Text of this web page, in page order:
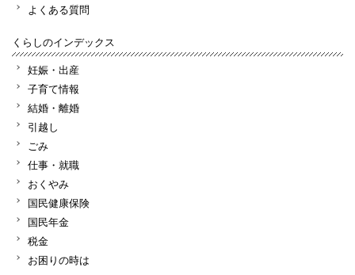
よくある質問
くらしのインデックス
妊娠・出産
子育て情報
結婚・離婚
引越し
ごみ
仕事・就職
おくやみ
国民健康保険
国民年金
税金
お困りの時は